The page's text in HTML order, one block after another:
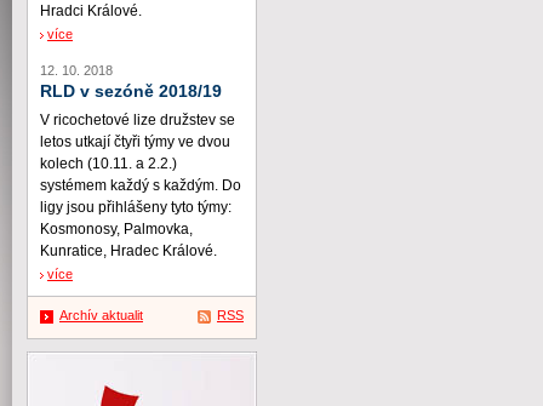
Hradci Králové.
více
12. 10. 2018
RLD v sezóně 2018/19
V ricochetové lize družstev se
letos utkají čtyři týmy ve dvou
kolech (10.11. a 2.2.)
systémem každý s každým. Do
ligy jsou přihlášeny tyto týmy:
Kosmonosy, Palmovka,
Kunratice, Hradec Králové.
více
Archív aktualit RSS